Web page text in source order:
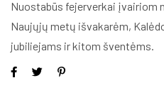
Nuostabūs fejerverkai
Naujųjų metų išvakarėm,
jubiliejams ir kitom šventėms.